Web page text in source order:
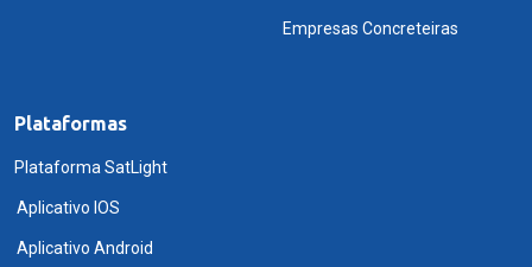
Empresas Concreteiras
Plataformas
Plataforma SatLight
Aplicativo IOS
Aplicativo Android